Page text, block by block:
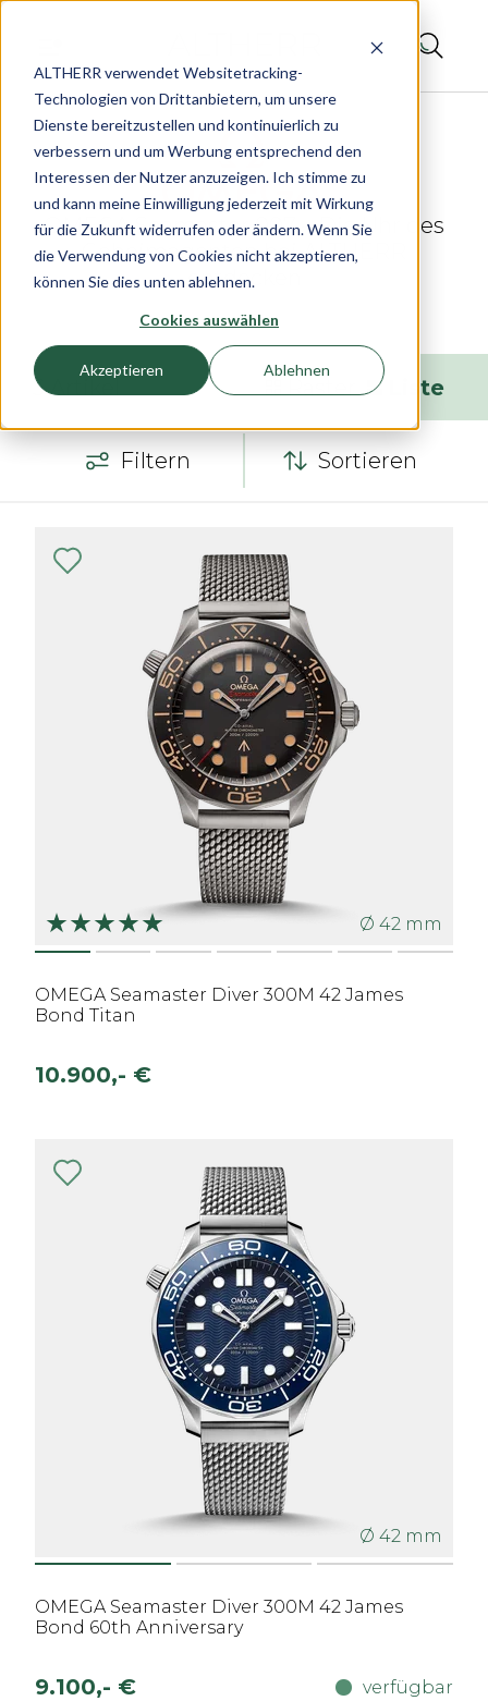
ALTHERR verwendet Websitetracking-
Technologien von Drittanbietern, um unsere
Dienste bereitzustellen und kontinuierlich zu
verbessern und um Werbung entsprechend den
Interessen der Nutzer anzuzeigen. Ich stimme zu
und kann meine Einwilligung jederzeit mit Wirkung
für die Zukunft widerrufen oder ändern. Wenn Sie
die Verwendung von Cookies nicht akzeptieren,
können Sie dies unten ablehnen.
Cookies auswählen
Akzeptieren Ablehnen
OMEGA Seamaster 007 – Die Uhr des
Geheimagenten bei ALTHERR
entdecken
3 Artikel Liste
Filtern Sortieren
Ø 42 mm
OMEGA Seamaster Diver 300M 42 James
Bond Titan
10.900,- €
Ø 42 mm
OMEGA Seamaster Diver 300M 42 James
Bond 60th Anniversary
9.100,- € verfügbar